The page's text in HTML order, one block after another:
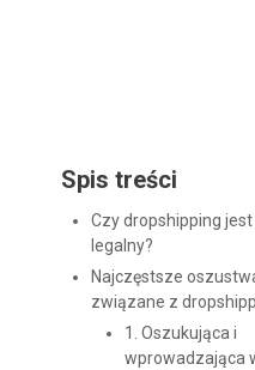
Spis treści
Czy dropshipping jest
legalny?
Najczęstsze
związane z
1. Oszukująca i
wprowadzająca